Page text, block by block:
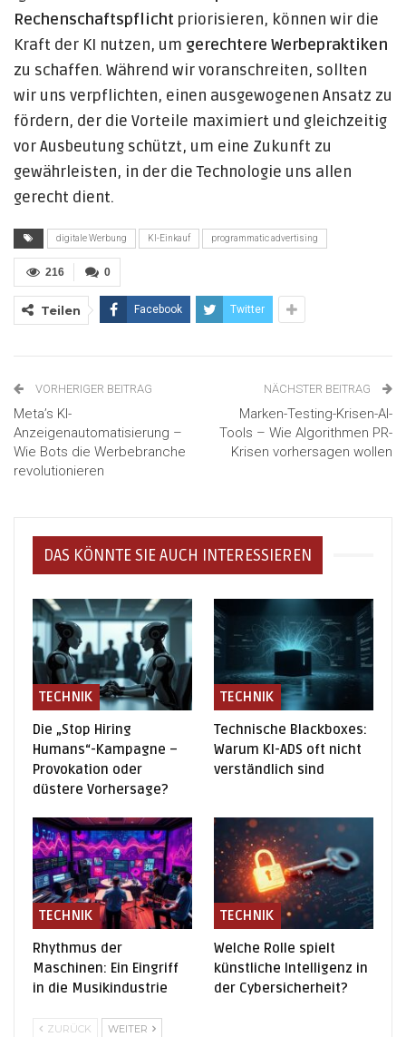
Rechenschaftspflicht priorisieren, können wir die
Kraft der KI nutzen, um gerechtere Werbepraktiken
zu schaffen. Während wir voranschreiten, sollten
wir uns verpflichten, einen ausgewogenen Ansatz zu
fördern, der die Vorteile maximiert und gleichzeitig
vor Ausbeutung schützt, um eine Zukunft zu
gewährleisten, in der die Technologie uns allen
gerecht dient.
digitale Werbung KI-Einkauf programmatic advertising
0
216
Teilen Facebook Twitter
VORHERIGER BEITRAG
Meta’s KI-
Anzeigenautomatisierung –
Wie Bots die Werbebranche
revolutionieren
NÄCHSTER BEITRAG
Marken-Testing-Krisen-AI-
Tools – Wie Algorithmen PR-
Krisen vorhersagen wollen
DAS KÖNNTE SIE AUCH INTERESSIEREN
TECHNIK
Die „Stop Hiring
Humans“-Kampagne –
Provokation oder
düstere Vorhersage?
TECHNIK
Technische Blackboxes:
Warum KI-ADS oft nicht
verständlich sind
TECHNIK
Rhythmus der
Maschinen: Ein Eingriff
in die Musikindustrie
TECHNIK
Welche Rolle spielt
künstliche Intelligenz in
der Cybersicherheit?
ZURÜCK WEITER